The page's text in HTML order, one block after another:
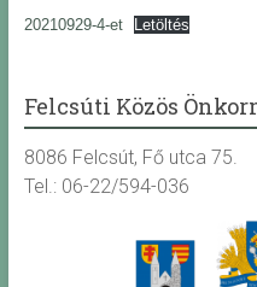
20210929-4-et Letöltés
Felcsúti Közös
8086 Felcsút, Fő utca 75.
Tel.: 06-22/594-036